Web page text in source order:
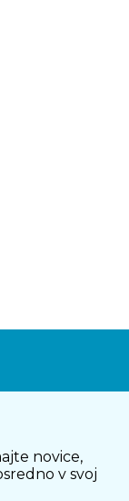
novice,
v svoj